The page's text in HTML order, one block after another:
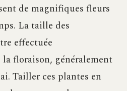
de magnifiques fleurs
La taille des
effectuée
floraison, généralement
Tailler ces plantes en